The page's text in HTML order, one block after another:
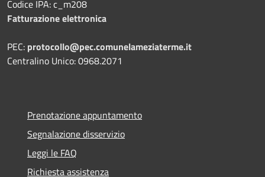
Codice IPA: c_m208
Fatturazione elettronica
PEC: protocollo@pec.comunelameziaterme.it
Centralino Unico: 0968.2071
Prenotazione appuntamento
Segnalazione disservizio
Leggi le FAQ
Richiesta assistenza